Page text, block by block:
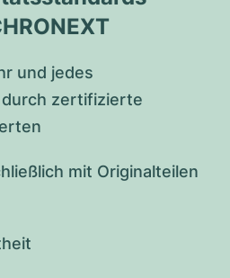
und jedes
zertifizierte
mit Originalteilen